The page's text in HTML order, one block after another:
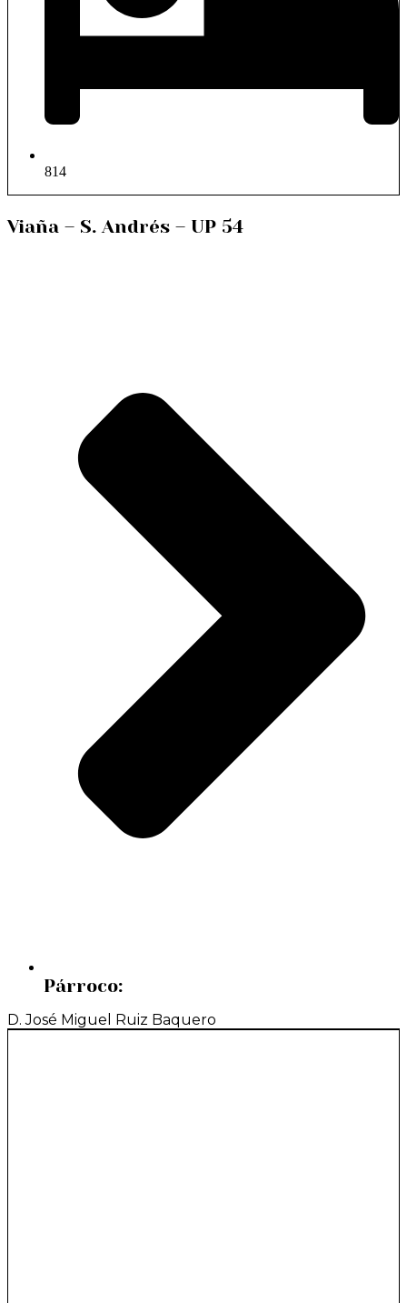
814
Viaña – S. Andrés – UP 54
Párroco:
D. José Miguel Ruiz Baquero